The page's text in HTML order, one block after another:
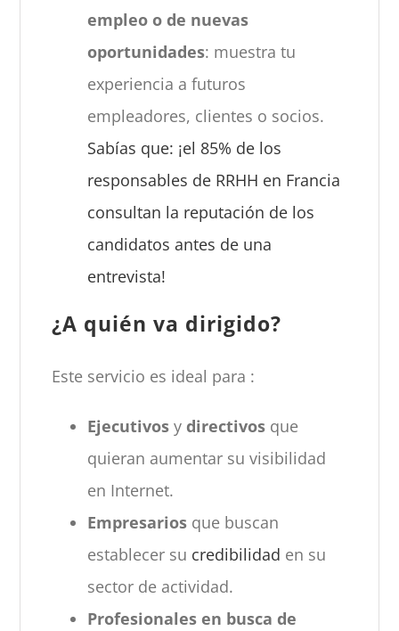
empleo o de nuevas
oportunidades: muestra tu
experiencia a futuros
empleadores, clientes o socios.
Sabías que: ¡el 85% de los
responsables de RRHH en Francia
consultan la reputación de los
candidatos antes de una
entrevista!
¿A quién va dirigido?
Este servicio es ideal para :
Ejecutivosy directivosque
quieran aumentar su visibilidad
en Internet.
Empresariosque buscan
establecer su credibilidad en su
sector de actividad.
Profesionales en busca de